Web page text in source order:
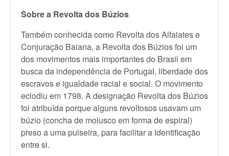
Sobre a Revolta dos Búzios
Também conhecida como Revolta dos Alfaiates e
Conjuração Baiana, a Revolta dos Búzios foi um
dos movimentos mais importantes do Brasil em
busca da independência de Portugal, liberdade dos
escravos e igualdade racial e social. O movimento
eclodiu em 1798. A designação Revolta dos Búzios
foi atribuída porque alguns revoltosos usavam um
búzio (concha de molusco em forma de espiral)
preso a uma pulseira, para facilitar a identificação
entre si.